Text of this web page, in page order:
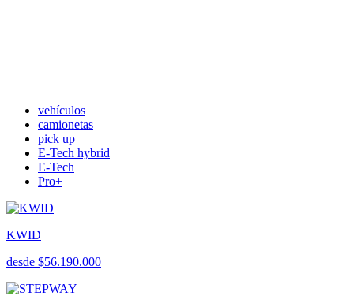
vehículos
camionetas
pick up
E-Tech hybrid
E-Tech
Pro+
KWID
desde $56.190.000